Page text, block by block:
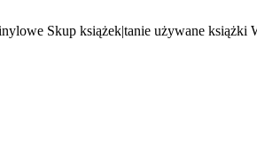
Skup książek|tanie używane książki